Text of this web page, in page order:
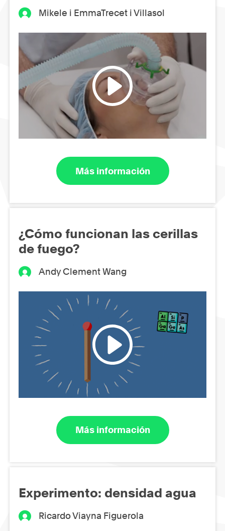
Mikele i EmmaTrecet i Villasol
Más información
¿Cómo funcionan las cerillas
de fuego?
Andy Clement Wang
Más información
Experimento: densidad agua
Ricardo Viayna Figuerola